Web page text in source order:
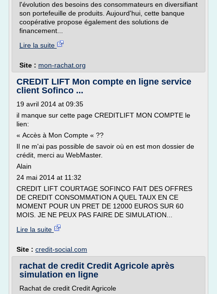
l'évolution des besoins des consommateurs en diversifiant
son portefeuille de produits. Aujourd'hui, cette banque
coopérative propose également des solutions de
financement...
Lire la suite
Site : mon-rachat.org
CREDIT LIFT Mon compte en ligne service
client Sofinco ...
19 avril 2014 at 09:35
il manque sur cette page CREDITLIFT MON COMPTE le
lien:
« Accès à Mon Compte « ??
Il ne m'ai pas possible de savoir où en est mon dossier de
crédit, merci au WebMaster.
Alain
24 mai 2014 at 11:32
CREDIT LIFT COURTAGE SOFINCO FAIT DES OFFRES
DE CREDIT CONSOMMATION A QUEL TAUX EN CE
MOMENT POUR UN PRET DE 12000 EUROS SUR 60
MOIS. JE NE PEUX PAS FAIRE DE SIMULATION...
Lire la suite
Site : credit-social.com
rachat de credit Credit Agricole après
simulation en ligne
Rachat de credit Credit Agricole